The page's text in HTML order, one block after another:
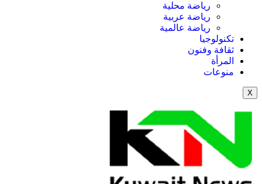
رياضة محلية
رياضة عربية
رياضة عالمية
تكنولوجيا
ثقافة وفنون
المرأة
منوعات
X